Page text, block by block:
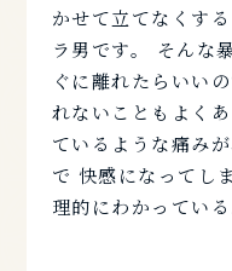
かせて立てなくす
ラ男です。 そんな
ぐに離れたらいい
れないこともよく
ているような痛み
で 快感になってし
理的にわかっている